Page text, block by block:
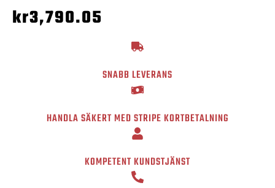
kr3,790.05
SNABB LEVERANS
HANDLA SÄKERT MED STRIPE KORTBETALNING
KOMPETENT KUNDSTJÄNST